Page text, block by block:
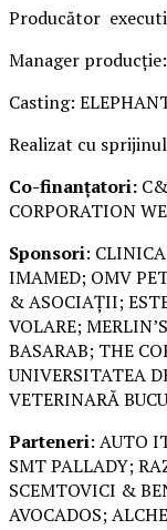
Producător
Manager
Casting:
Realizat cu
Co-finanțatori:
CORPORATION
Sponsori:
IMAMED; OMV
& ASOCIAȚII;
VOLARE;
BASARAB; THE
UNIVERSITATEA
VETERINARĂ
Parteneri: AUTO
SMT PALLADY;
SCEMTOVICI &
AVOCADOS;